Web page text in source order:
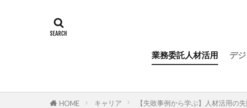
業務委託人材活用 デ
HOME キャリア 【失敗事例から学ぶ】人材活用の